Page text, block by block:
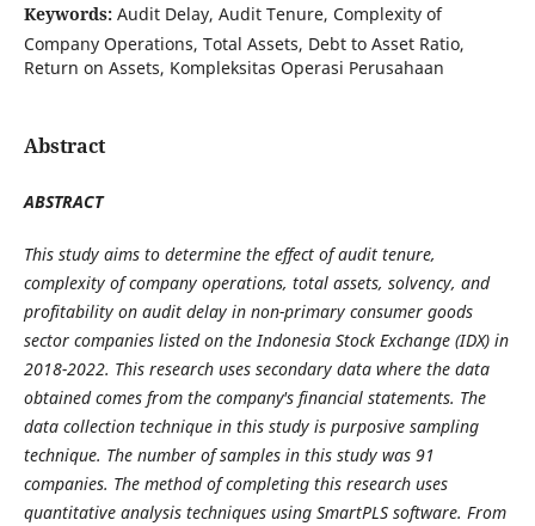
Keywords: Audit Delay, Audit Tenure, Complexity of
Company Operations, Total Assets, Debt to Asset Ratio,
Return on Assets, Kompleksitas Operasi Perusahaan
Abstract
ABSTRACT
This study aims to determine the effect of audit tenure,
complexity of company operations, total assets, solvency, and
profitability on audit delay in non-primary consumer goods
sector companies listed on the Indonesia Stock Exchange (IDX) in
2018-2022. This research uses secondary data where the data
obtained comes from the company's financial statements. The
data collection technique in this study is purposive sampling
technique. The number of samples in this study was 91
companies. The method of completing this research uses
quantitative analysis techniques using SmartPLS software. From